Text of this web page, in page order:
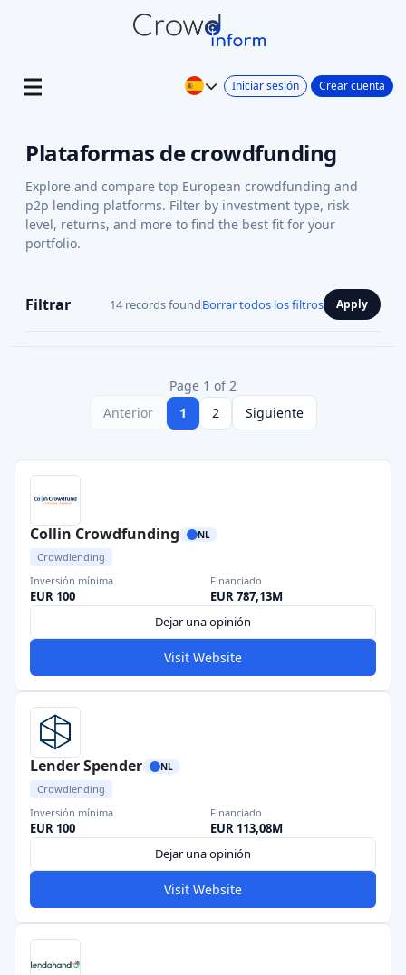
Iniciar sesión Crear cuenta
Plataformas de crowdfunding
Explore and compare top European crowdfunding and
p2p lending platforms. Filter by investment type, risk
level, returns, and more to find the best fit for your
portfolio.
Filtrar 14 records foundBorrar todos los filtros Apply
Page 1 of 2
Anterior
1 2 Siguiente
Collin Crowdfunding NL
Crowdlending
Inversión mínima
EUR 100
Financiado
EUR 787,13M
Dejar una opinión
Visit Website
Lender Spender NL
Crowdlending
Inversión mínima
EUR 100
Financiado
EUR 113,08M
Dejar una opinión
Visit Website